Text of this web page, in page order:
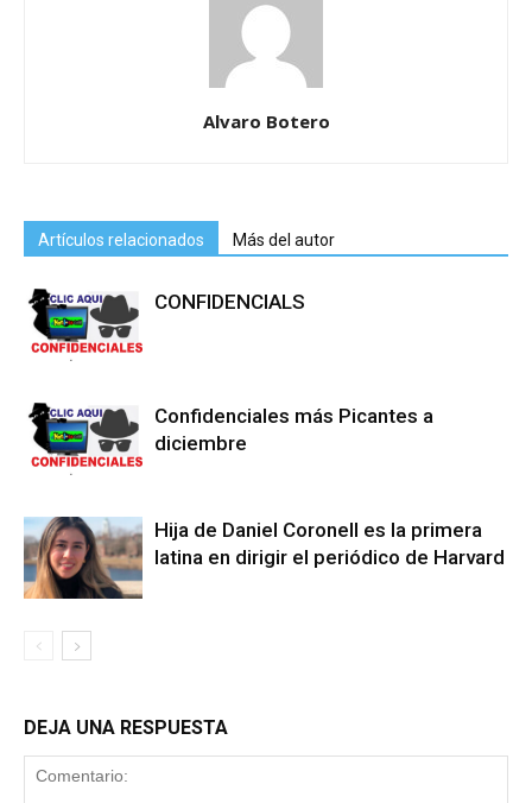
Alvaro Botero
Artículos relacionados Más del autor
CONFIDENCIALS
Confidenciales más Picantes a
diciembre
Hija de Daniel Coronell es la primera
latina en dirigir el periódico de Harvard
DEJA UNA RESPUESTA